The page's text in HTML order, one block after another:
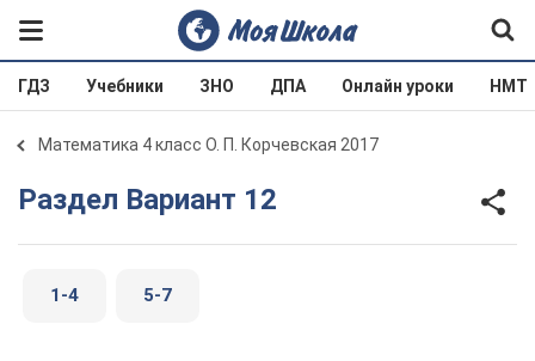
ГДЗ Учебники ЗНО ДПА Онлайн уроки НМТ
Математика 4 класс О. П. Корчевская 2017
Раздел Вариант 12
1-4 5-7